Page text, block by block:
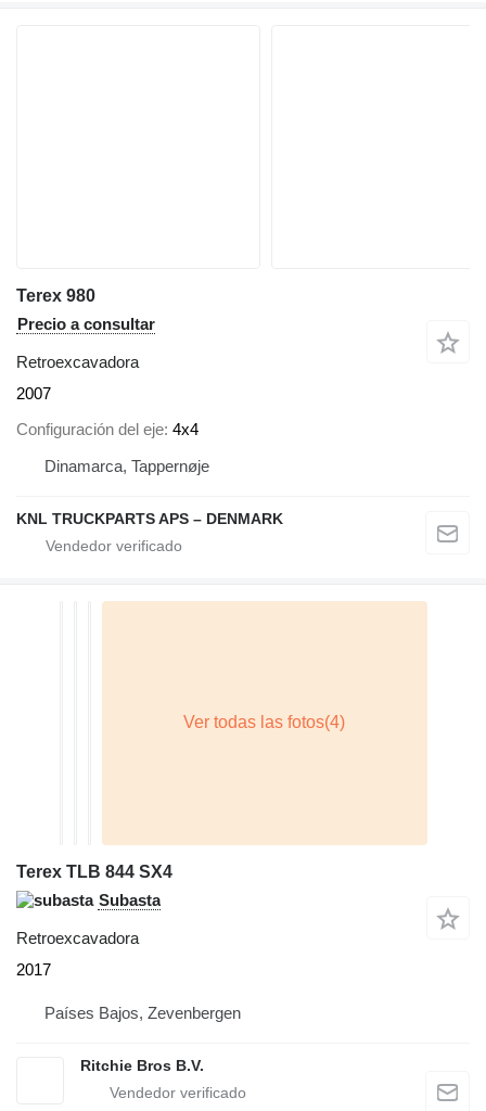
Terex 980
Precio a consultar
Retroexcavadora
2007
Configuración del eje 4x4
Dinamarca, Tappernøje
KNL TRUCKPARTS APS – DENMARK
Terex TLB 844 SX4
Subasta
Retroexcavadora
2017
Países Bajos, Zevenbergen
Ritchie Bros B.V.